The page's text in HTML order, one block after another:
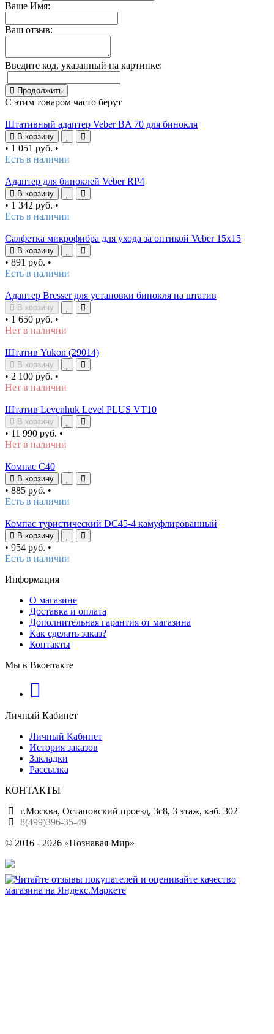
Ваше Имя:
Ваш отзыв:
Введите код, указанный на картинке:
Продолжить
С этим товаром часто берут
Штативный адаптер Veber BA 70 для бинокля
В корзину
• 1 051 руб. •
Есть в наличии
Адаптер для биноклей Veber RP4
В корзину
• 1 342 руб. •
Есть в наличии
Салфетка микрофибра для ухода за оптикой Veber 15x15
В корзину
• 891 руб. •
Есть в наличии
Адаптер Bresser для установки бинокля на штатив
В корзину
• 1 650 руб. •
Нет в наличии
Штатив Yukon (29014)
В корзину
• 2 100 руб. •
Нет в наличии
Штатив Levenhuk Level PLUS VT10
В корзину
• 11 990 руб. •
Нет в наличии
Компас C40
В корзину
• 885 руб. •
Есть в наличии
Компас туристический DC45-4 камуфлированный
В корзину
• 954 руб. •
Есть в наличии
Информация
О магазине
Доставка и оплата
Дополнительная гарантия от магазина
Как сделать заказ?
Контакты
Мы в Вконтакте
Личный Кабинет
Личный Кабинет
История заказов
Закладки
Рассылка
КОНТАКТЫ
г.Москва, Остаповский проезд, 3с8, 3 этаж, каб. 302
8(499)396-35-49
© 2016 - 2026 «Познавая Мир»